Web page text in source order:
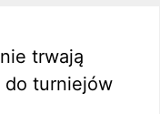
trwają
do turniejów